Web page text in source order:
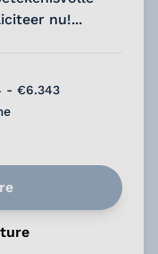
nu!...
- €6.343